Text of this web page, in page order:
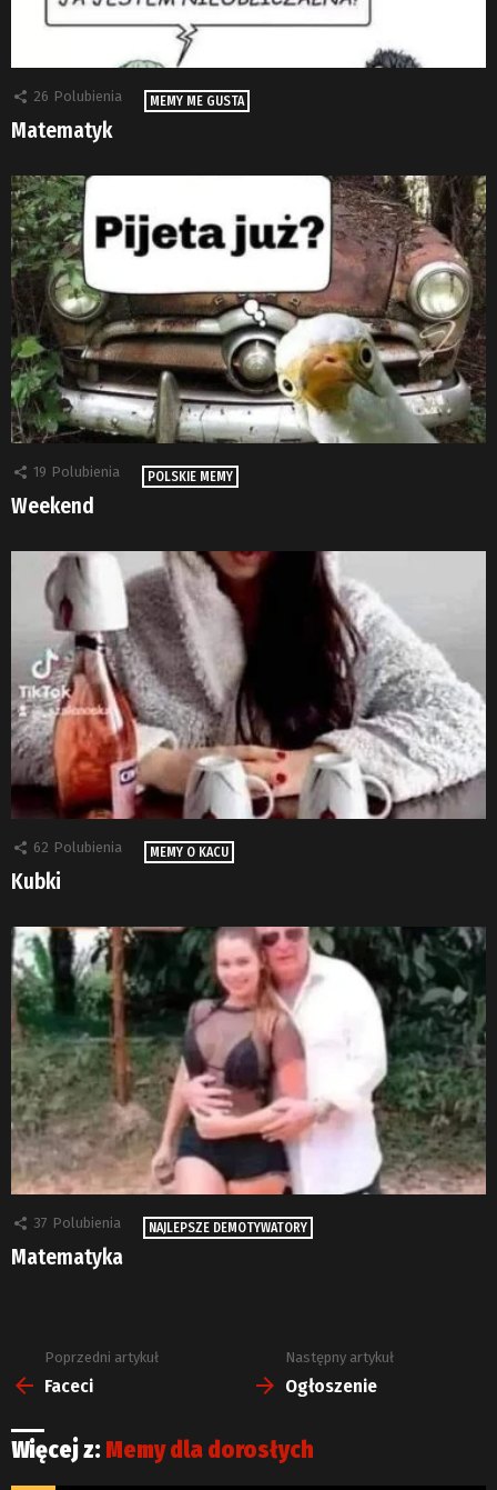
26 Polubienia MEMY ME GUSTA
Matematyk
19 Polubienia POLSKIE MEMY
Weekend
62 Polubienia MEMY O KACU
Kubki
37 Polubienia NAJLEPSZE DEMOTYWATORY
Matematyka
Zobacz
więcej
Poprzedni artykuł
Faceci
Następny artykuł
Ogłoszenie
Więcej z: Memy dla dorosłych